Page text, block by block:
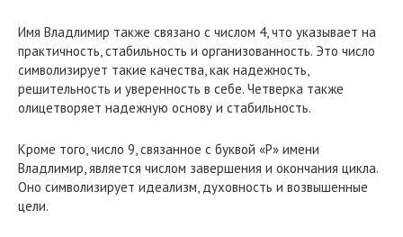
Имя Владлимир также связано с числом 4, что указывает на
практичность, стабильность и организованность. Это число
символизирует такие качества, как надежность,
решительность и уверенность в себе. Четверка также
олицетворяет надежную основу и стабильность.
Кроме того, число 9, связанное с буквой «Р» имени
Владлимир, является числом завершения и окончания цикла.
Оно символизирует идеализм, духовность и возвышенные
цели.